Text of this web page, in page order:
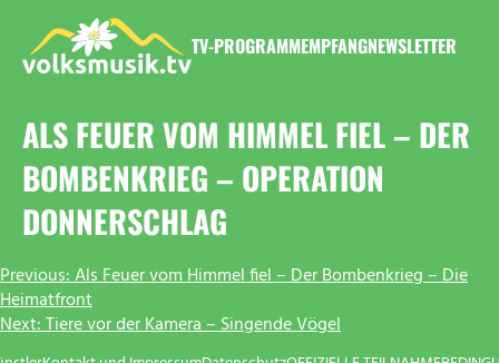
Inhalt
springen
TV-PROGRAMMEMPFANGNEWSLETTER
ALS FEUER VOM HIMMEL FIEL – DER
BOMBENKRIEG – OPERATION
DONNERSCHLAG
BEITRAGSNAVIGATION
Previous:Als Feuer vom Himmel fiel – Der Bombenkrieg – Die
Heimatfront
Next:Tiere vor der Kamera – Singende Vögel